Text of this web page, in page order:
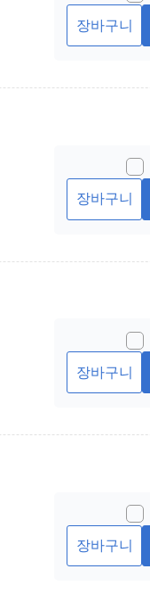
장바구니
장바구니
장바구니
장바구니